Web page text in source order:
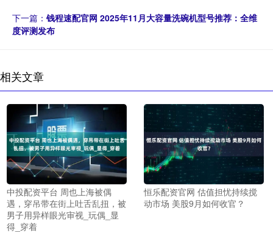
下一篇： 钱程速配官网 2025年11月大容量洗碗机型号推荐：全维
度评测发布
相关文章
中投配资平台 周也上海被偶
遇，穿吊带在街上吐舌乱扭，被
男子用异样眼光审视_玩偶_显
得_穿着
恒乐配资官网 估值担忧持续搅
动市场 美股9月如何收官？